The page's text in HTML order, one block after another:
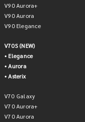
V90 Aurora+
V90 Aurora
V90 Elegance
V70S (NEW)
• Elegance
• Aurora
• Asterix
V70 Galaxy
V70 Aurora+
V70 Aurora